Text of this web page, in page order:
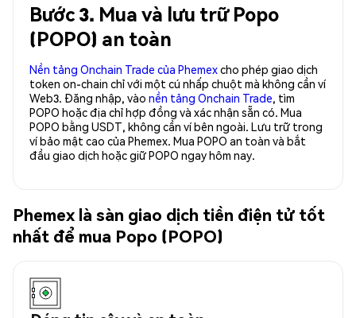
Bước 3. Mua và lưu trữ Popo
(POPO) an toàn
Nền tảng Onchain Trade của Phemexcho phép giao dịch
token on-chain chỉ với một cú nhấp chuột mà không cần ví
Web3. Đăng nhập, vào nền tảng Onchain Trade, tìm
POPO hoặc địa chỉ hợp đồng và xác nhận sẵn có. Mua
POPO bằng USDT, không cần ví bên ngoài. Lưu trữ trong
ví bảo mật cao của Phemex. Mua POPO an toàn và bắt
đầu giao dịch hoặc giữ POPO ngay hôm nay.
Phemex là sàn giao dịch tiền điện tử tốt
nhất để mua Popo (POPO)